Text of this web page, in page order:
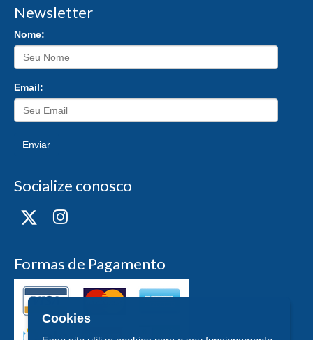
Newsletter
Nome:
Email:
Enviar
Socialize conosco
Formas de Pagamento
Cookies